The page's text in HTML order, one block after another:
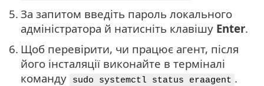
5. За запитом введіть пароль локального
адміністратора й натисніть клавішу Enter.
6. Щоб перевірити, чи працює агент, після
його інсталяції виконайте в терміналі
команду
sudo systemctl status eraagent .